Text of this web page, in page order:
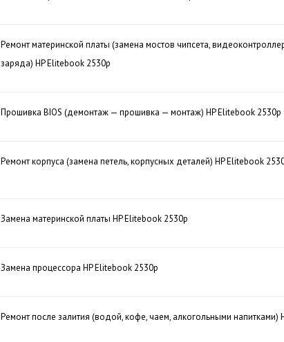
Ремонт материнской платы (замена мостов чипсета,
заряда) HP Elitebook 2530p
Прошивка BIOS (демонтаж — прошивка — монтаж) HP Elitebook 2530p
Ремонт корпуса (замена петель, корпусных деталей) HP Elitebook
Замена материнской платы HP Elitebook 2530p
Замена процессора HP Elitebook 2530p
Ремонт после залития (водой, кофе, чаем, алкогольными напитками)